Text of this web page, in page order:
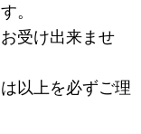
。
受け出来ませ
以上を必ずご理